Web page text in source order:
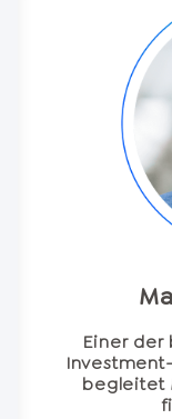
Einer der
begleitet